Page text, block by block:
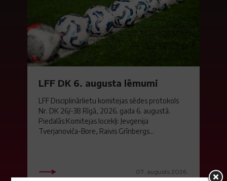
LFF DK 6. augusta lēmumi
LFF Disciplinārlietu komitejas sēdes protokols
Nr. DK 26/-38 Rīgā, 2026. gada 6. augustā.
Piedalās:Komitejas locekļi: Jevgenija
Tverjanoviča-Bore, Raivis Grīnbergs...
07. augusts 2026.